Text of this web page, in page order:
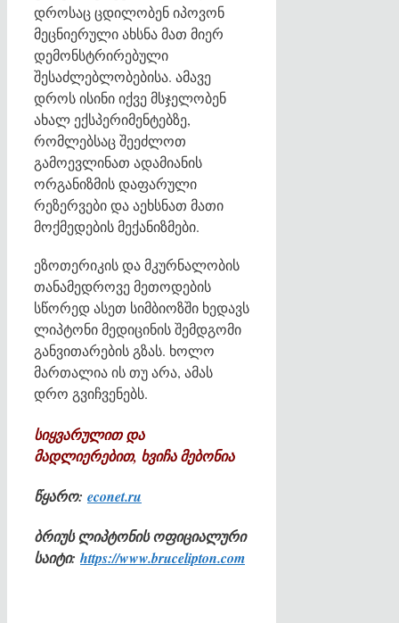
დროსაც ცდილობენ იპოვონ
მეცნიერული ახსნა მათ მიერ
დემონსტრირებული
შესაძლებლობებისა. ამავე
დროს ისინი იქვე მსჯელობენ
ახალ ექსპერიმენტებზე,
რომლებსაც შეეძლოთ
გამოევლინათ ადამიანის
ორგანიზმის დაფარული
რეზერვები და აეხსნათ მათი
მოქმედების მექანიზმები.
ეზოთერიკის და მკურნალობის
თანამედროვე მეთოდების
სწორედ ასეთ სიმბიოზში ხედავს
ლიპტონი მედიცინის შემდგომი
განვითარების გზას. ხოლო
მართალია ის თუ არა, ამას
დრო გვიჩვენებს.
სიყვარულით და
მადლიერებით, ხვიჩა მებონია
წყარო: econet.ru
ბრიუს ლიპტონის ოფიციალური
საიტი: https://www.brucelipton.com